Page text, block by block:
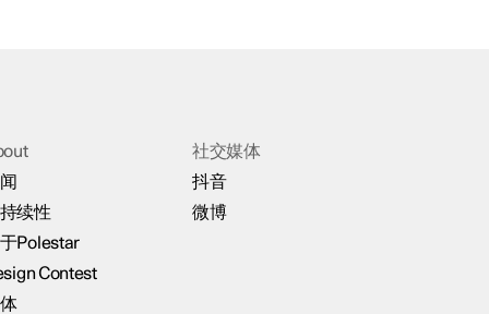
续性
Polestar
Contest
社交媒体
抖音
微博